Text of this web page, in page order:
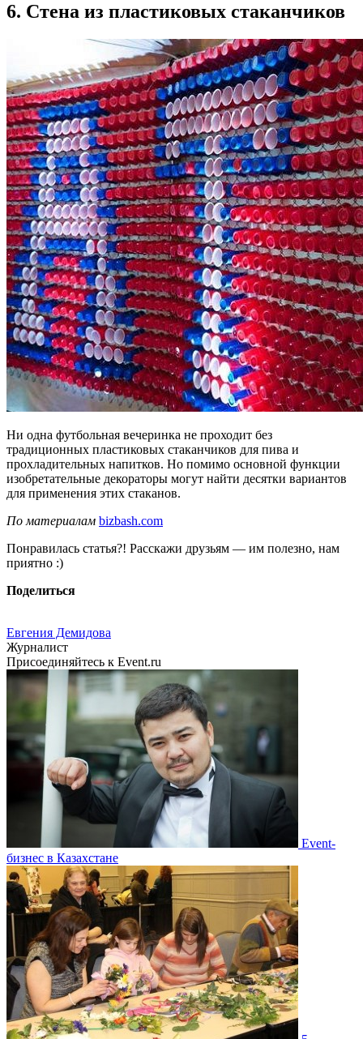
6. Стена из пластиковых стаканчиков
Ни одна футбольная вечеринка не проходит без
традиционных пластиковых стаканчиков для пива и
прохладительных напитков. Но помимо основной функции
изобретательные декораторы могут найти десятки вариантов
для применения этих стаканов.
По материалам bizbash.com
Понравилась статья?! Расскажи друзьям — им полезно, нам
приятно :)
Поделиться
Евгения Демидова
Журналист
Присоединяйтесь к Event.ru
Event-
бизнес в Казахстане